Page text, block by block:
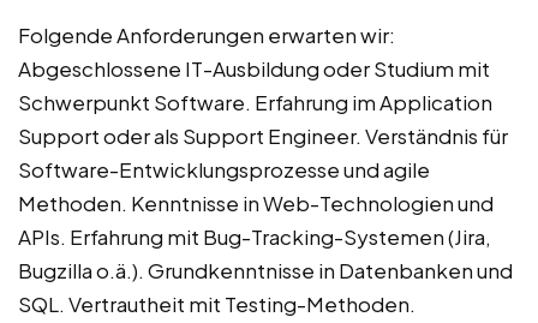
Folgende Anforderungen erwarten wir:
Abgeschlossene IT-Ausbildung oder Studium mit
Schwerpunkt Software. Erfahrung im Application
Support oder als Support Engineer. Verständnis für
Software-Entwicklungsprozesse und agile
Methoden. Kenntnisse in Web-Technologien und
APIs. Erfahrung mit Bug-Tracking-Systemen (Jira,
Bugzilla o.ä.). Grundkenntnisse in Datenbanken und
SQL. Vertrautheit mit Testing-Methoden.